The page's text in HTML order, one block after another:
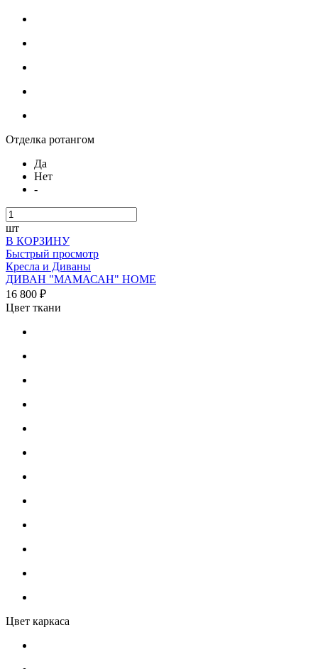
Отделка ротангом
Да
Нет
-
шт
В КОРЗИНУ
Быстрый просмотр
Кресла и Диваны
ДИВАН "МАМАСАН" HOME
16 800 ₽
Цвет ткани
Цвет каркаса